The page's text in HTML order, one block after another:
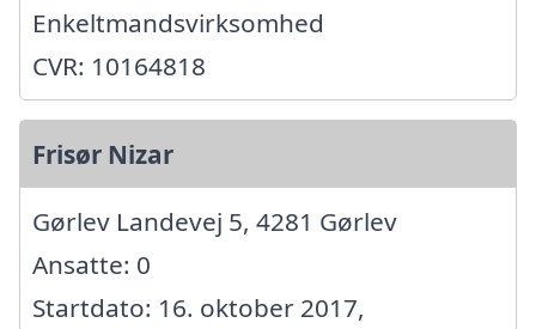
Enkeltmandsvirksomhed
CVR: 10164818
Frisør Nizar
Gørlev Landevej 5, 4281 Gørlev
Ansatte: 0
Startdato: 16. oktober 2017,